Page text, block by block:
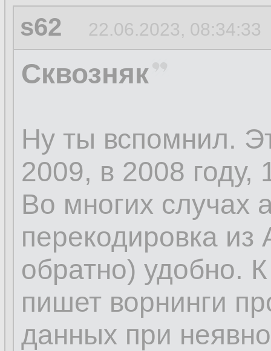
s62 22.06.2023, 08:34:33
Сквозняк
Ну ты вспомнил.
2009, в 2008 году,
Во многих случах
перекодировка
обратно) удобно.
пишет ворнинги
данных при